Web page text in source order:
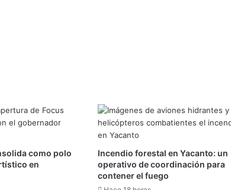
como polo
en
Incendio forestal en Yacanto: un
operativo de coordinación para
contener el fuego